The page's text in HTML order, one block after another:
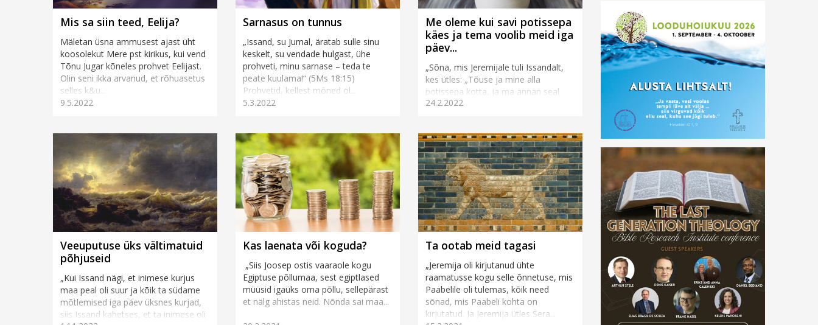
Mis sa siin teed, Eelija?
Mäletan üsna ammusest ajast üht
koosolekut Mere pst kirikus, kui vend
Tõnu Jugar kõneles prohvet Eelijast.
Olin seni ikka arvanud, et rõhuasetus
selles k&u...
9.5.2022
Sarnasus on tunnus
„Issand, su Jumal, äratab sulle sinu
keskelt, su vendade hulgast, ühe
prohveti, minu sarnase – teda te
peate kuulama!“ (5Ms 18:15)
Prohvetid, kellest mõned ol...
5.3.2022
Me oleme kui savi potissepa
käes ja tema voolib meid iga
päev...
„Sõna, mis Jeremijale tuli Issandalt,
kes ütles: „Tõuse ja mine alla
potissepa kotta, ja ma annan seal
sulle kuulda oma sõnu!“ Siis ma läksin
24.2.2022
Veeuputuse üks vältimatuid
põhjuseid
„Kui Issand nägi, et inimese kurjus
maa peal oli suur ja kõik ta südame
mõtlemised iga päev üksnes kurjad,
siis Issand kahetses, et ta inimese oli
Kas laenata või koguda?
„Siis Joosep ostis vaaraole kogu
Egiptuse põllumaa, sest egiptlased
müüsid igaüks oma põllu, sellepärast
et nälg ahistas neid. Nõnda sai maa...
Ta ootab meid tagasi
„Jeremija oli kirjutanud ühte
raamatusse kogu selle õnnetuse, mis
Paabelile oli tulemas, kõik need
sõnad, mis Paabeli kohta on
kirjutatud. Ja Jeremija ütles Sera...